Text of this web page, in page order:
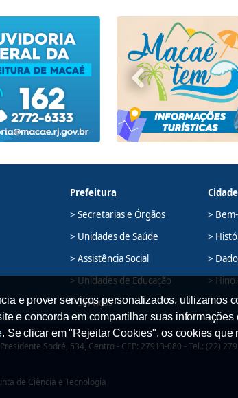
Anterior
Prefeitura
> Secretarias e Órgãos
> Unidades de Saúde
> Assistência Social
> Unidades de Educação
> Serviços
Cidade
>
>
>
> Hino
Sodré, 534, Centro - CEP: 27913-080 - Tel.: (22)
de Ciência e Tecnologia
e prover serviços personalizados, utilizamos
e concorda em compartilhar suas
. Se clicar em "Rejeitar Cookies", os cookies que